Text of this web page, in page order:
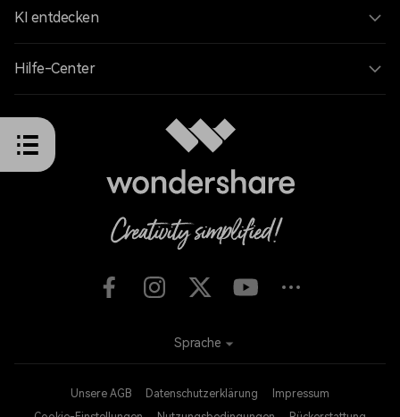
KI entdecken
Hilfe-Center
Unsere AGB Datenschutzerklärung
Impressum
Sprache